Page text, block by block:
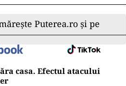
Puterea.ro și pe
casa. Efectul atacului